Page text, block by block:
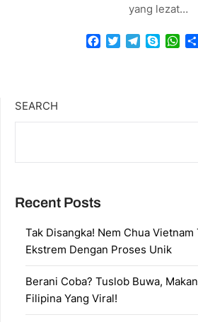
yang lezat…
Facebook
TwitterTelegram
Skype
SEARCH
Recent Posts
Tak Disangka! Nem Chua
Ekstrem Dengan Proses Unik
Berani Coba? Tuslob Buwa,
Filipina Yang Viral!